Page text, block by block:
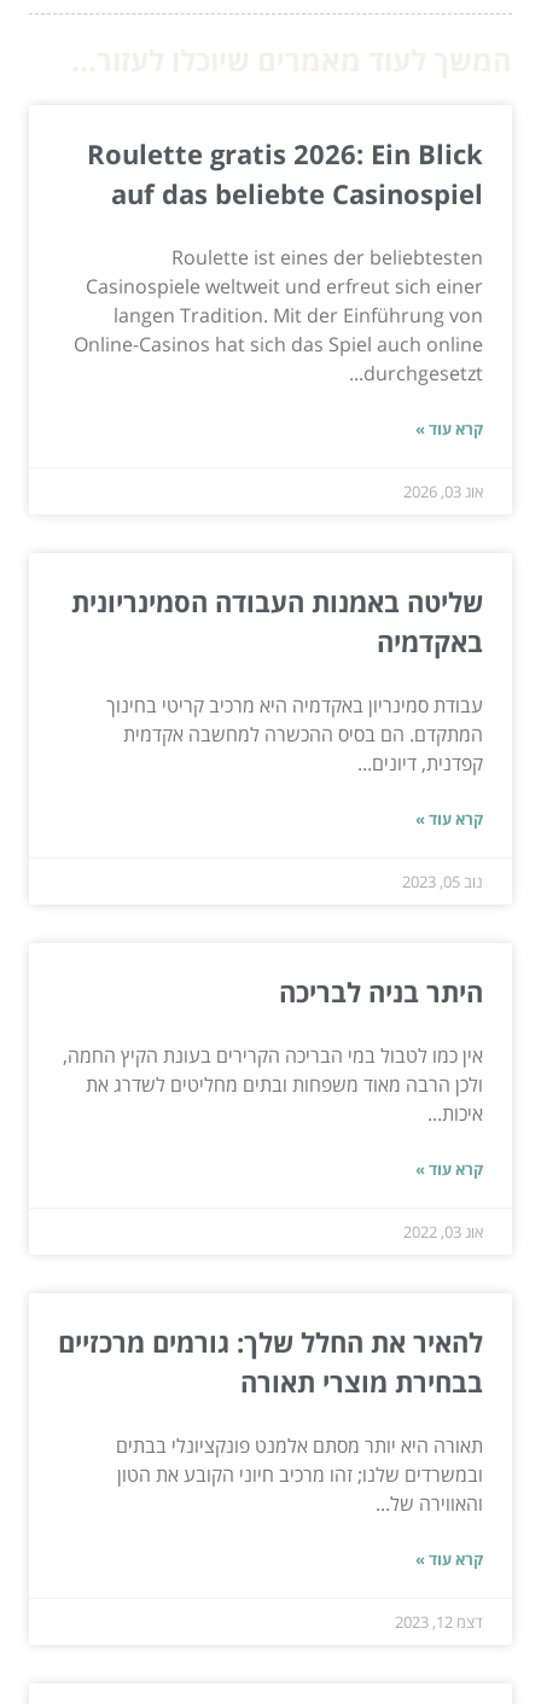
Roulette gratis 2026: Ein Blick
auf das beliebte Casinospiel
Roulette ist eines der beliebtesten
Casinospiele weltweit und erfreut sich einer
langen Tradition. Mit der Einführung von
Online-Casinos hat sich das Spiel auch online
durchgesetzt...
קרא עוד »
אוג 03, 2026
שליטה באמנות העבודה הסמינריונית
באקדמיה
עבודת סמינריון באקדמיה היא מרכיב קריטי בחינוך
המתקדם. הם בסיס ההכשרה למחשבה אקדמית
קפדנית, דיונים...
קרא עוד »
נוב 05, 2023
היתר בניה לבריכה
אין כמו לטבול במי הבריכה הקרירים בעונת הקיץ החמה,
ולכן הרבה מאוד משפחות ובתים מחליטים לשדרג את
איכות...
קרא עוד »
אוג 03, 2022
להאיר את החלל שלך: גורמים מרכזיים
בבחירת מוצרי תאורה
תאורה היא יותר מסתם אלמנט פונקציונלי בבתים
ובמשרדים שלנו; זהו מרכיב חיוני הקובע את הטון
והאווירה של...
קרא עוד »
דצמ 12, 2023